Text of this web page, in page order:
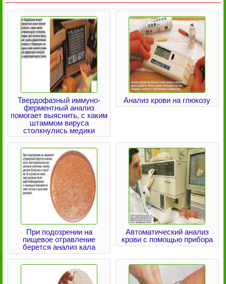
Твердофазный иммуно-
ферментный анализ
помогает выяснить, с каким
штаммом вируса
столкнулись медики
Анализ крови на глюкозу
При подозрении на
пищевое отравление
берется анализ кала
Автоматический анализ
крови с помощью прибора